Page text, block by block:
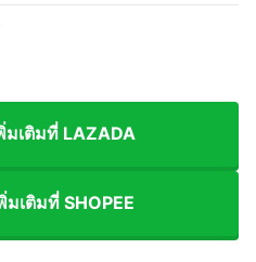
มเติมที่ LAZADA
มเติมที่ SHOPEE